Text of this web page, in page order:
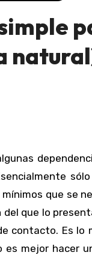
que se
que lo
contacto. Es lo
es mejor hacer